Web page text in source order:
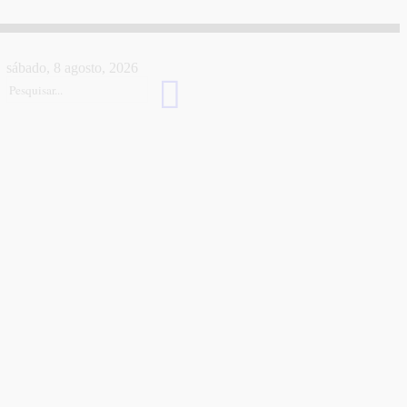
sábado, 8 agosto, 2026